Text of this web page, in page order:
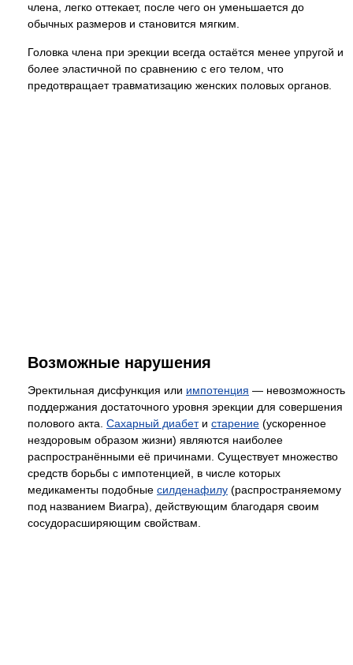
члена, легко оттекает, после чего он уменьшается до
обычных размеров и становится мягким.
Головка члена при эрекции всегда остаётся менее упругой и
более эластичной по сравнению с его телом, что
предотвращает травматизацию женских половых органов.
Возможные нарушения
Эректильная дисфункция или импотенция — невозможность
поддержания достаточного уровня эрекции для совершения
полового акта. Сахарный диабети старение (ускоренное
нездоровым образом жизни) являются наиболее
распространёнными её причинами. Существует множество
средств борьбы с импотенцией, в числе которых
медикаменты подобные силденафилу (распространяемому
под названием Виагра), действующим благодаря своим
сосудорасширяющим свойствам.